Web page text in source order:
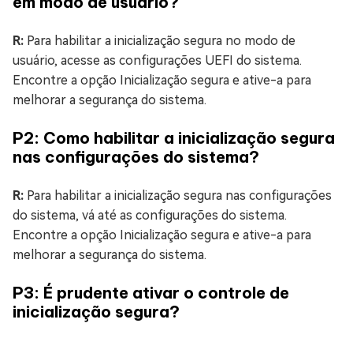
R: Para habilitar a inicialização segura no modo de
usuário, acesse as configurações UEFI do sistema.
Encontre a opção Inicialização segura e ative-a para
melhorar a segurança do sistema.
P2: Como habilitar a inicialização segura
nas configurações do sistema?
R: Para habilitar a inicialização segura nas configurações
do sistema, vá até as configurações do sistema.
Encontre a opção Inicialização segura e ative-a para
melhorar a segurança do sistema.
P3: É prudente ativar o controle de
inicialização segura?